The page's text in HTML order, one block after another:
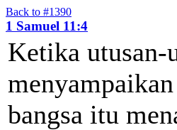
Back to #1390
1 Samuel 11:4
Ketika utusan-
menyampaikan
bangsa itu